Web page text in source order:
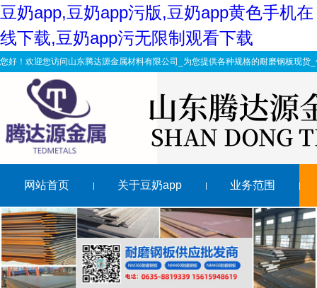
豆奶app,豆奶app污版,豆奶app黄色手机在
线下载,豆奶app污无限制观看下载
您好！欢迎您访问山东腾达源金属材料有限公司_为您提供各种规格的耐磨钢板现货
网站首页 关于豆奶app 业务范围
山东nm360豆奶app污版哪家好?豆奶app耐磨衬板值得拥有
北京nm400豆奶app污版商家情绪不佳 报价混乱
抚州叉车专用nm400耐磨衬板韧性断裂特征
请看，豆奶app污无限制观看下载加工如何保质保量完成工